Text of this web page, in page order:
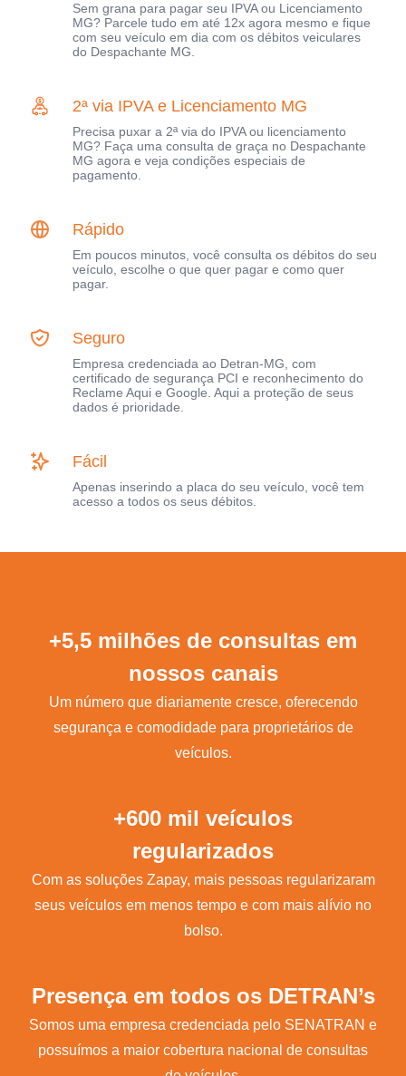
Sem grana para pagar seu IPVA ou Licenciamento
MG? Parcele tudo em até 12x agora mesmo e fique
com seu veículo em dia com os débitos veiculares
do Despachante MG.
2ª via IPVA e Licenciamento MG
Precisa puxar a 2ª via do IPVA ou licenciamento
MG? Faça uma consulta de graça no Despachante
MG agora e veja condições especiais de
pagamento.
Rápido
Em poucos minutos, você consulta os débitos do seu
veículo, escolhe o que quer pagar e como quer
pagar.
Seguro
Empresa credenciada ao Detran-MG, com
certificado de segurança PCI e reconhecimento do
Reclame Aqui e Google. Aqui a proteção de seus
dados é prioridade.
Fácil
Apenas inserindo a placa do seu veículo, você tem
acesso a todos os seus débitos.
+5,5 milhões de consultas em
nossos canais
Um número que diariamente cresce, oferecendo
segurança e comodidade para proprietários de
veículos.
+600 mil veículos
regularizados
Com as soluções Zapay, mais pessoas regularizaram
seus veículos em menos tempo e com mais alívio no
bolso.
Presença em todos os DETRAN’s
Somos uma empresa credenciada pelo SENATRAN e
possuímos a maior cobertura nacional de consultas